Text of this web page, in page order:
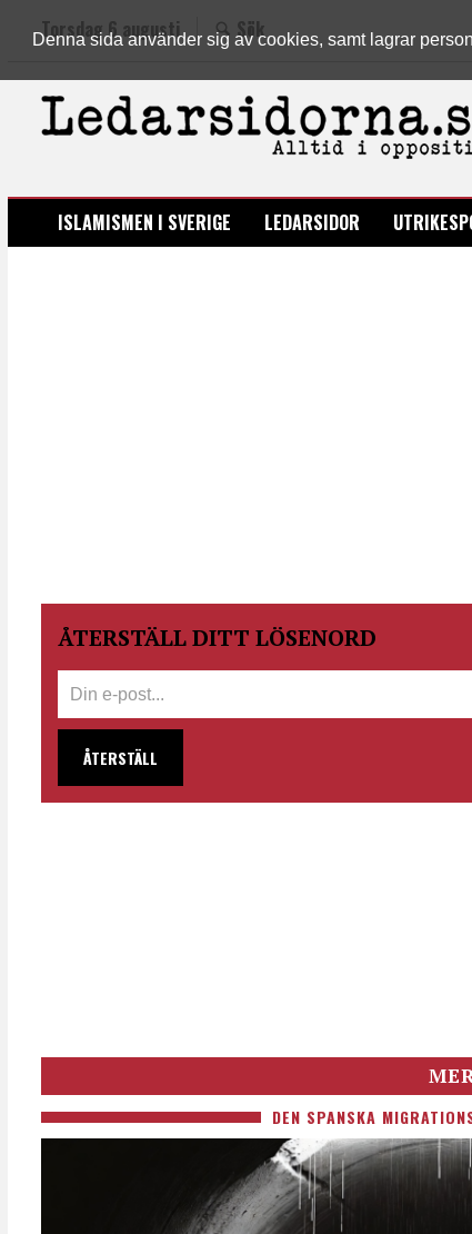
Denna sida använder sig av cookies, samt lagrar
Torsdag 6 augusti Sök
LEDARSIDORNA.SE
ISLAMISMEN I SVERIGE LEDARSIDOR
ÅTERSTÄLL DITT LÖSENORD
ÅTERSTÄLL
DEN SPANSKA